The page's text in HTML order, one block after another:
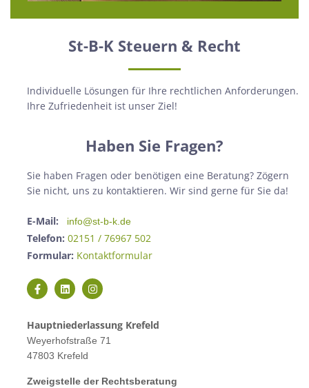
St-B-K Steuern & Recht
Individuelle Lösungen für Ihre rechtlichen Anforderungen.
Ihre Zufriedenheit ist unser Ziel!
Haben Sie Fragen?
Sie haben Fragen oder benötigen eine Beratung? Zögern
Sie nicht, uns zu kontaktieren. Wir sind gerne für Sie da!
E-Mail: info@st-b-k.de
Telefon: 02151 / 76967 502
Formular: Kontaktformular
Hauptniederlassung Krefeld
Weyerhofstraße 71
47803 Krefeld
Zweigstelle der Rechtsberatung